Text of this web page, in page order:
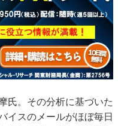
氏。その分析に基づいた
イスのメールがほぼ毎日